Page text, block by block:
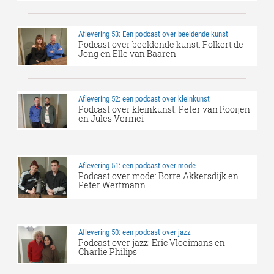
Aflevering 53: Een podcast over beeldende kunst
Podcast over beeldende kunst: Folkert de
Jong en Elle van Baaren
Aflevering 52: een podcast over kleinkunst
Podcast over kleinkunst: Peter van Rooijen
en Jules Vermei
Aflevering 51: een podcast over mode
Podcast over mode: Borre Akkersdijk en
Peter Wertmann
Aflevering 50: een podcast over jazz
Podcast over jazz: Eric Vloeimans en
Charlie Philips